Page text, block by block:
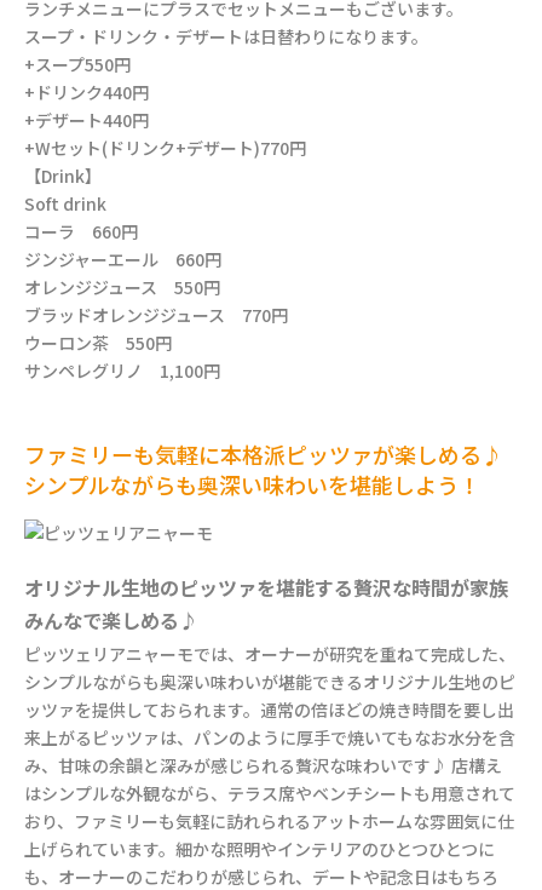
ランチメニューにプラスでセットメニューもございます。
スープ・ドリンク・デザートは日替わりになります。
+スープ550円
+ドリンク440円
+デザート440円
+Wセット(ドリンク+デザート)770円
【Drink】
Soft drink
コーラ 660円
ジンジャーエール 660円
オレンジジュース 550円
ブラッドオレンジジュース 770円
ウーロン茶 550円
サンペレグリノ 1,100円
ファミリーも気軽に本格派ピッツァが楽しめる♪
シンプルながらも奥深い味わいを堪能しよう！
オリジナル生地のピッツァを堪能する贅沢な時間が家族
みんなで楽しめる♪
ピッツェリアニャーモでは、オーナーが研究を重ねて完成した、
シンプルながらも奥深い味わいが堪能できるオリジナル生地のピ
ッツァを提供しておられます。通常の倍ほどの焼き時間を要し出
来上がるピッツァは、パンのように厚手で焼いてもなお水分を含
み、甘味の余韻と深みが感じられる贅沢な味わいです♪ 店構え
はシンプルな外観ながら、テラス席やベンチシートも用意されて
おり、ファミリーも気軽に訪れられるアットホームな雰囲気に仕
上げられています。細かな照明やインテリアのひとつひとつに
も、オーナーのこだわりが感じられ、デートや記念日はもちろ